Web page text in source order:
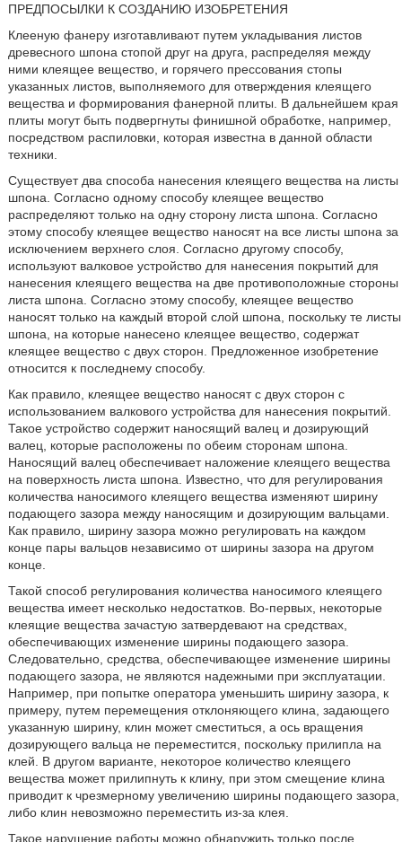
ПРЕДПОСЫЛКИ К СОЗДАНИЮ ИЗОБРЕТЕНИЯ
Клееную фанеру изготавливают путем укладывания листов
древесного шпона стопой друг на друга, распределяя между
ними клеящее вещество, и горячего прессования стопы
указанных листов, выполняемого для отверждения клеящего
вещества и формирования фанерной плиты. В дальнейшем края
плиты могут быть подвергнуты финишной обработке, например,
посредством распиловки, которая известна в данной области
техники.
Существует два способа нанесения клеящего вещества на листы
шпона. Согласно одному способу клеящее вещество
распределяют только на одну сторону листа шпона. Согласно
этому способу клеящее вещество наносят на все листы шпона за
исключением верхнего слоя. Согласно другому способу,
используют валковое устройство для нанесения покрытий для
нанесения клеящего вещества на две противоположные стороны
листа шпона. Согласно этому способу, клеящее вещество
наносят только на каждый второй слой шпона, поскольку те листы
шпона, на которые нанесено клеящее вещество, содержат
клеящее вещество с двух сторон. Предложенное изобретение
относится к последнему способу.
Как правило, клеящее вещество наносят с двух сторон с
использованием валкового устройства для нанесения покрытий.
Такое устройство содержит наносящий валец и дозирующий
валец, которые расположены по обеим сторонам шпона.
Наносящий валец обеспечивает наложение клеящего вещества
на поверхность листа шпона. Известно, что для регулирования
количества наносимого клеящего вещества изменяют ширину
подающего зазора между наносящим и дозирующим вальцами.
Как правило, ширину зазора можно регулировать на каждом
конце пары вальцов независимо от ширины зазора на другом
конце.
Такой способ регулирования количества наносимого клеящего
вещества имеет несколько недостатков. Во-первых, некоторые
клеящие вещества зачастую затвердевают на средствах,
обеспечивающих изменение ширины подающего зазора.
Следовательно, средства, обеспечивающее изменение ширины
подающего зазора, не являются надежными при эксплуатации.
Например, при попытке оператора уменьшить ширину зазора, к
примеру, путем перемещения отклоняющего клина, задающего
указанную ширину, клин может сместиться, а ось вращения
дозирующего вальца не переместится, поскольку прилипла на
клей. В другом варианте, некоторое количество клеящего
вещества может прилипнуть к клину, при этом смещение клина
приводит к чрезмерному увеличению ширины подающего зазора,
либо клин невозможно переместить из-за клея.
Такое нарушение работы можно обнаружить только после